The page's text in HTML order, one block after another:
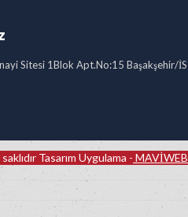
Sitesi 1Blok Apt.No:15 Başakşehir/
Tasarım Uygulama - MAVİWEB